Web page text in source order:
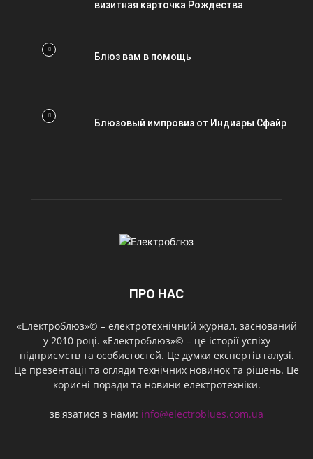
визитная карточка Рождества
Блюз вам в помощь
Блюзовый импровиз от Индиары Сфайр
ПРО НАС
«Електроблюз»© – електротехнічний журнал, заснований
у 2010 році. «Електроблюз»© – це історії успіху
підприємств та особистостей. Це думки експертів галузі.
Це презентації та огляди технічних новинок та рішень. Це
корисні поради та новини електротехніки.
зв'язатися з нами: info@electroblues.com.ua